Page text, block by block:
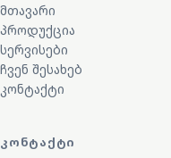
მთავარი
პროდუქცია
სერვისები
ჩვენ შესახებ
კონტაქტი
ᲙᲝᲜᲢᲐᲥᲢᲘ